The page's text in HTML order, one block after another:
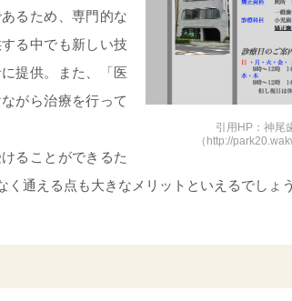
引用HP：神尾
（http://
るため、専門的な
る中でも新しい技
提供。また、「医
がら治療を行って
ることができるた
通える点も大きなメリットといえるでしょう